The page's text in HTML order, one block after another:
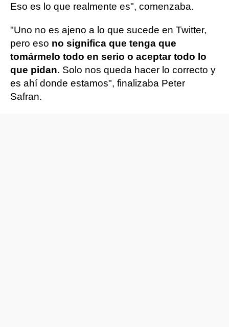
Eso es lo que realmente es", comenzaba.
"Uno no es ajeno a lo que sucede en Twitter,
pero eso no significa que tenga que
tomármelo todo en serio o aceptar todo lo
que pidan. Solo nos queda hacer lo correcto y
es ahí donde estamos", finalizaba Peter
Safran.